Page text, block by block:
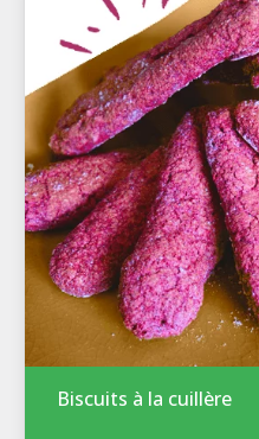
Biscuits à la cuillère